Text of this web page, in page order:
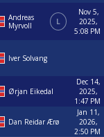
Andreas
Myrvoll
L
Nov 5,
2025,
5:08 PM
Iver Solvang
Ørjan Eikedal
Dec 14,
2025,
1:47 PM
Dan Reidar Ærø
Jan 11,
2026,
2:50 PM